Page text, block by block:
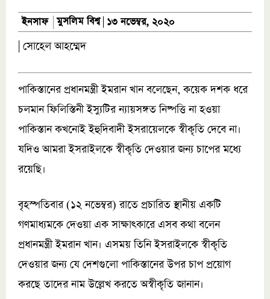
ইনসাফ মুসলিম বিশ্ব ১৩ নভেম্বর, ২০২০
| সোহেল আহম্মেদ
পাকিস্তানের প্রধানমন্ত্রী ইমরান খান বলেছেন, কয়েক দশক ধরে
চলমান ফিলিস্তিনী ইস্যুটির ন্যায়সঙ্গত নিষ্পত্তি না হওয়া
পাকিস্তান কখনোই ইহুদিবাদী ইসরায়েলকে স্বীকৃতি দেবে না।
যদিও আমরা ইসরাইলকে স্বীকৃতি দেওয়ার জন্য চাপের মধ্যে
রয়েছি।
বৃহস্পতিবার (১২ নভেম্বর) রাতে প্রচারিত স্থানীয় একটি
গণমাধ্যমকে দেওয়া এক সাক্ষাৎকারে এসব কথা বলেন
প্রধানমন্ত্রী ইমরান খান। এসময় তিনি ইসরাইলকে স্বীকৃতি
দেওয়ার জন্য যে দেশগুলো পাকিস্তানের উপর চাপ প্রয়োগ
করছে তাদের নাম উল্লেখ করতে অস্বীকৃতি জানান।